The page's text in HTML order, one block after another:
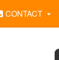
CONTACT